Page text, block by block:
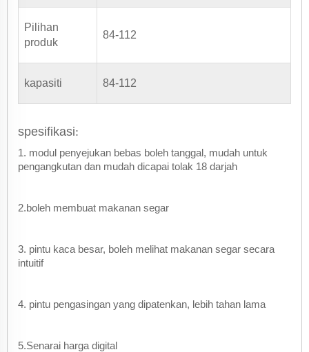
Pilihan
produk
84-112
kapasiti 84-112
spesifikasi:
1. modul penyejukan bebas boleh tanggal, mudah untuk
pengangkutan dan mudah dicapai tolak 18 darjah
2.boleh membuat makanan segar
3. pintu kaca besar, boleh melihat makanan segar secara
intuitif
4. pintu pengasingan yang dipatenkan, lebih tahan lama
5.Senarai harga digital